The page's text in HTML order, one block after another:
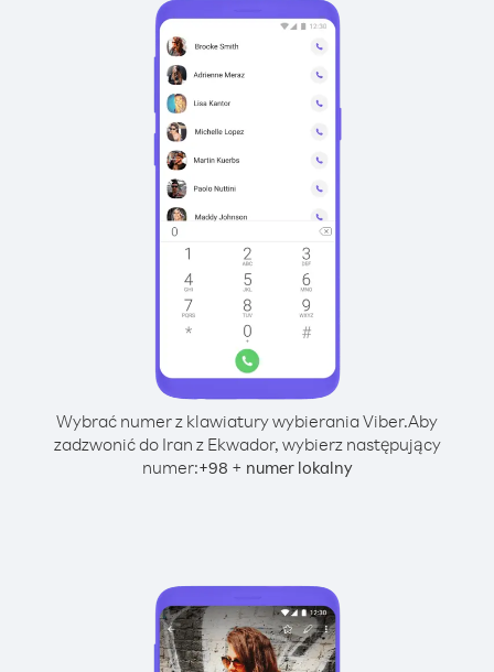
Wybrać numer z klawiatury wybierania Viber.Aby
zadzwonić do Iran z Ekwador, wybierz następujący
numer:+98 + numer lokalny